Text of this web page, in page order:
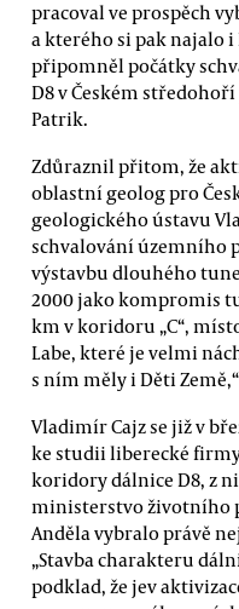
pracoval ve prospěch
a kterého si pak najalo i
připomněl počátky
D8 v Českém
Patrik.
Zdůraznil přitom, že
oblastní geolog pro
geologického ústavu
schvalování územního
výstavbu dlouhého
2000 jako kompromis
km v koridoru „C“,
Labe, které je velmi
s ním měly i Děti
Vladimír Cajz se již v
ke studii liberecké
koridory dálnice D8, z
ministerstvo životního
Anděla vybralo právě
„Stavba charakteru
podklad, že jev